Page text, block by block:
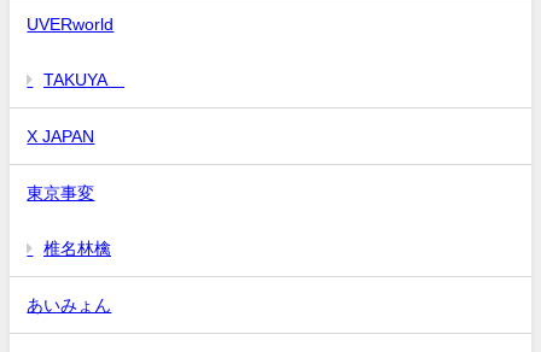
UVERworld
TAKUYA∞
X JAPAN
東京事変
椎名林檎
あいみょん